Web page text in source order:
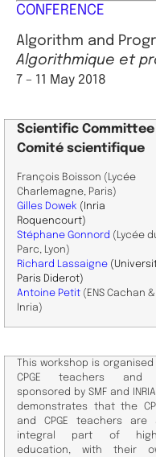
CONFERENCE
Algorithm and
Algorithmique et
7 – 11 May 2018
Scientific Committee
Comité scientifique
François Boisson (Lycée
Charlemagne, Paris)
Gilles Dowek (Inria
Roquencourt)
Stéphane Gonnord (Lycée
Parc, Lyon)
Richard Lassaigne
Paris Diderot)
Antoine Petit (ENS Cachan &
Inria)
This workshop is organised
CPGE teachers and
sponsored by SMF and
demonstrates that the
and CPGE teachers are
integral part of
education, with their